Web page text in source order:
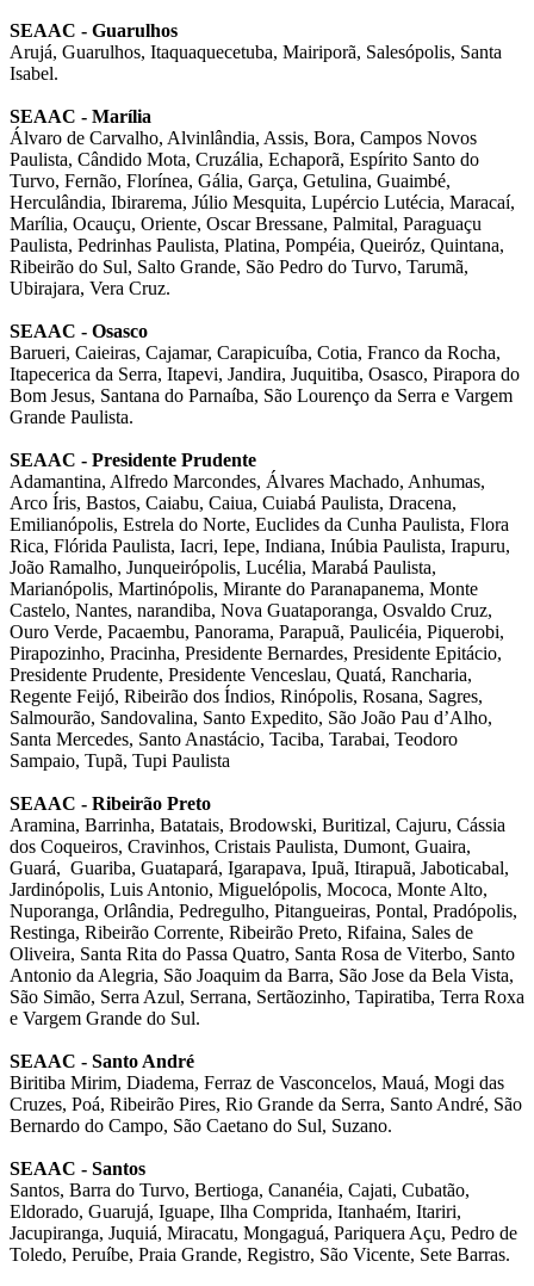
SEAAC - Guarulhos
Arujá, Guarulhos, Itaquaquecetuba, Mairiporã, Salesópolis, Santa
Isabel.
SEAAC - Marília
Álvaro de Carvalho, Alvinlândia, Assis, Bora, Campos Novos
Paulista, Cândido Mota, Cruzália, Echaporã, Espírito Santo do
Turvo, Fernão, Florínea, Gália, Garça, Getulina, Guaimbé,
Herculândia, Ibirarema, Júlio Mesquita, Lupércio Lutécia, Maracaí,
Marília, Ocauçu, Oriente, Oscar Bressane, Palmital, Paraguaçu
Paulista, Pedrinhas Paulista, Platina, Pompéia, Queiróz, Quintana,
Ribeirão do Sul, Salto Grande, São Pedro do Turvo, Tarumã,
Ubirajara, Vera Cruz.
SEAAC - Osasco
Barueri, Caieiras, Cajamar, Carapicuíba, Cotia, Franco da Rocha,
Itapecerica da Serra, Itapevi, Jandira, Juquitiba, Osasco, Pirapora do
Bom Jesus, Santana do Parnaíba, São Lourenço da Serra e Vargem
Grande Paulista.
SEAAC - Presidente Prudente
Adamantina, Alfredo Marcondes, Álvares Machado, Anhumas,
Arco Íris, Bastos, Caiabu, Caiua, Cuiabá Paulista, Dracena,
Emilianópolis, Estrela do Norte, Euclides da Cunha Paulista, Flora
Rica, Flórida Paulista, Iacri, Iepe, Indiana, Inúbia Paulista, Irapuru,
João Ramalho, Junqueirópolis, Lucélia, Marabá Paulista,
Marianópolis, Martinópolis, Mirante do Paranapanema, Monte
Castelo, Nantes, narandiba, Nova Guataporanga, Osvaldo Cruz,
Ouro Verde, Pacaembu, Panorama, Parapuã, Paulicéia, Piquerobi,
Pirapozinho, Pracinha, Presidente Bernardes, Presidente Epitácio,
Presidente Prudente, Presidente Venceslau, Quatá, Rancharia,
Regente Feijó, Ribeirão dos Índios, Rinópolis, Rosana, Sagres,
Salmourão, Sandovalina, Santo Expedito, São João Pau d’Alho,
Santa Mercedes, Santo Anastácio, Taciba, Tarabai, Teodoro
Sampaio, Tupã, Tupi Paulista
SEAAC - Ribeirão Preto
Aramina, Barrinha, Batatais, Brodowski, Buritizal, Cajuru, Cássia
dos Coqueiros, Cravinhos, Cristais Paulista, Dumont, Guaira,
Guará, Guariba, Guatapará, Igarapava, Ipuã, Itirapuã, Jaboticabal,
Jardinópolis, Luis Antonio, Miguelópolis, Mococa, Monte Alto,
Nuporanga, Orlândia, Pedregulho, Pitangueiras, Pontal, Pradópolis,
Restinga, Ribeirão Corrente, Ribeirão Preto, Rifaina, Sales de
Oliveira, Santa Rita do Passa Quatro, Santa Rosa de Viterbo, Santo
Antonio da Alegria, São Joaquim da Barra, São Jose da Bela Vista,
São Simão, Serra Azul, Serrana, Sertãozinho, Tapiratiba, Terra Roxa
e Vargem Grande do Sul.
SEAAC - Santo André
Biritiba Mirim, Diadema, Ferraz de Vasconcelos, Mauá, Mogi das
Cruzes, Poá, Ribeirão Pires, Rio Grande da Serra, Santo André, São
Bernardo do Campo, São Caetano do Sul, Suzano.
SEAAC - Santos
Santos, Barra do Turvo, Bertioga, Cananéia, Cajati, Cubatão,
Eldorado, Guarujá, Iguape, Ilha Comprida, Itanhaém, Itariri,
Jacupiranga, Juquiá, Miracatu, Mongaguá, Pariquera Açu, Pedro de
Toledo, Peruíbe, Praia Grande, Registro, São Vicente, Sete Barras.